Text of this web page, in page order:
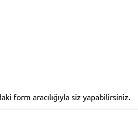
form aracılığıyla siz yapabilirsiniz.